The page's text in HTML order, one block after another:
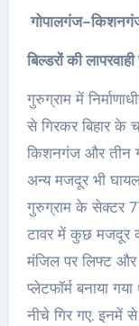
गोपालगंज-
बिल्डरों की
गुरुग्राम में
से गिरकर बिहार के
किशनगंज और तीन
अन्य मजदूर भी
गुरुग्राम के सेक्टर
टावर में कुछ मजदूर
मंजिल पर लिफ्ट और
प्लेटफॉर्म बनाया
नीचे गिर गए. इनमें